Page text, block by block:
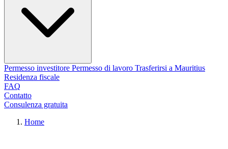
Permesso investitore Permesso di lavoro Trasferirsi a Mauritius
Residenza fiscale
FAQ
Contatto
Consulenza gratuita
Home